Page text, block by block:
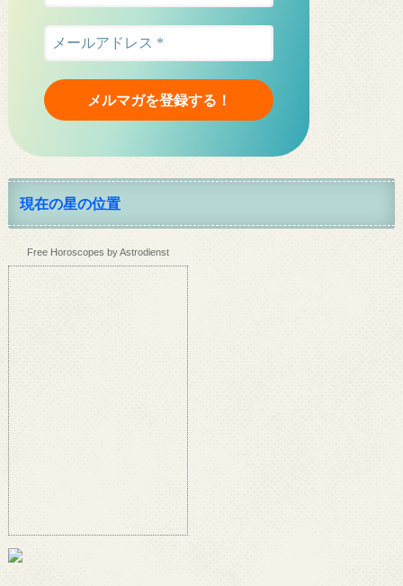
現在の星の位置
Free Horoscopes by Astrodienst